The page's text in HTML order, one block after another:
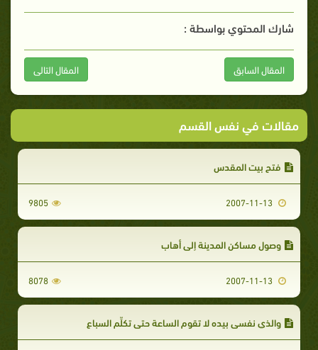
شارك المحتوي بواسطة :
المقال السابق المقال التالى
مقالات في نفس القسم
فتح بيت المقدس
9805
وصول مساكن المدينة إلى أهاب
8078
والذي نفسي بيده لا تقوم الساعة حتى تكلِّم السباع